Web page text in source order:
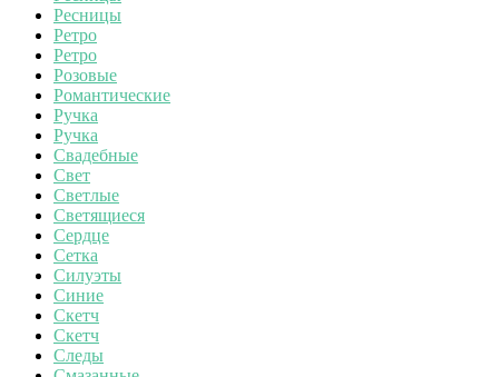
Ресницы
Ретро
Ретро
Розовые
Романтические
Ручка
Ручка
Свадебные
Свет
Светлые
Светящиеся
Сердце
Сетка
Силуэты
Синие
Скетч
Скетч
Следы